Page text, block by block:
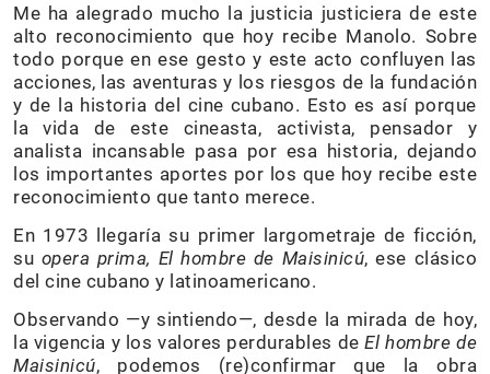
Me ha alegrado mucho la justicia justiciera de este
alto reconocimiento que hoy recibe Manolo. Sobre
todo porque en ese gesto y este acto confluyen las
acciones, las aventuras y los riesgos de la fundación
y de la historia del cine cubano. Esto es así porque
la vida de este cineasta, activista, pensador y
analista incansable pasa por esa historia, dejando
los importantes aportes por los que hoy recibe este
reconocimiento que tanto merece.
En 1973 llegaría su primer largometraje de ficción,
su opera prima, El hombre de Maisinicú, ese clásico
del cine cubano y latinoamericano.
Observando —y sintiendo—, desde la mirada de hoy,
la vigencia y los valores perdurables deEl hombre de
Maisinicú, podemos (re)confirmar que la obra